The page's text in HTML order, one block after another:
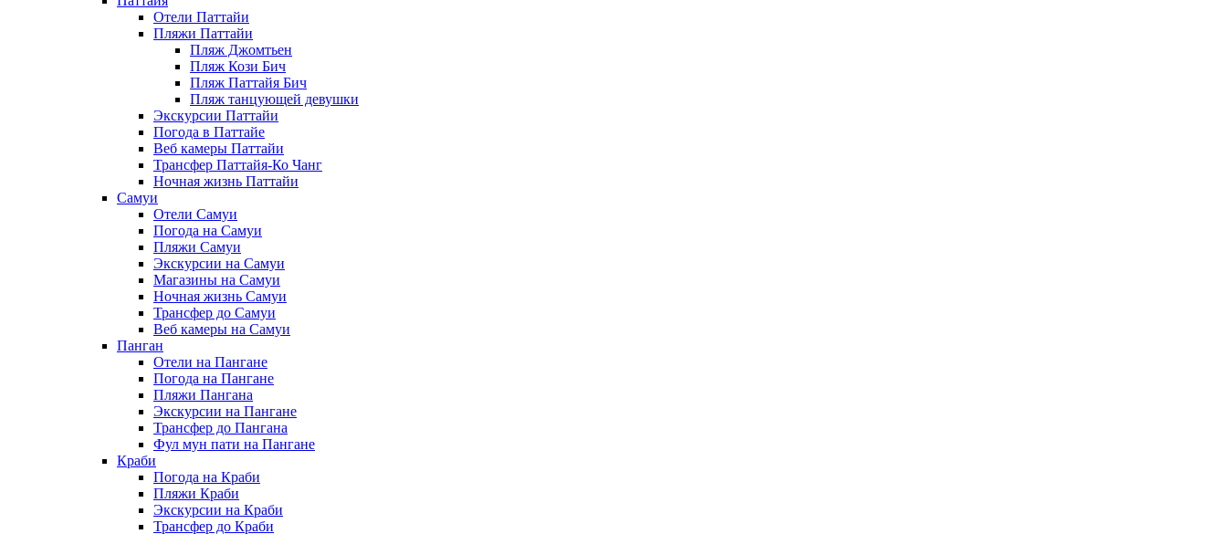
Отели Паттайи
Пляжи Паттайи
Пляж Джомтьен
Пляж Кози Бич
Пляж Паттайя Бич
Пляж танцующей девушки
Экскурсии Паттайи
Погода в Паттайе
Веб камеры Паттайи
Трансфер Паттайя-Ко Чанг
Ночная жизнь Паттайи
Самуи
Отели Самуи
Погода на Самуи
Пляжи Самуи
Экскурсии на Самуи
Магазины на Самуи
Ночная жизнь Самуи
Трансфер до Самуи
Веб камеры на Самуи
Панган
Отели на Пангане
Погода на Пангане
Пляжи Пангана
Экскурсии на Пангане
Трансфер до Пангана
Фул мун пати на Пангане
Краби
Погода на Краби
Пляжи Краби
Экскурсии на Краби
Трансфер до Краби